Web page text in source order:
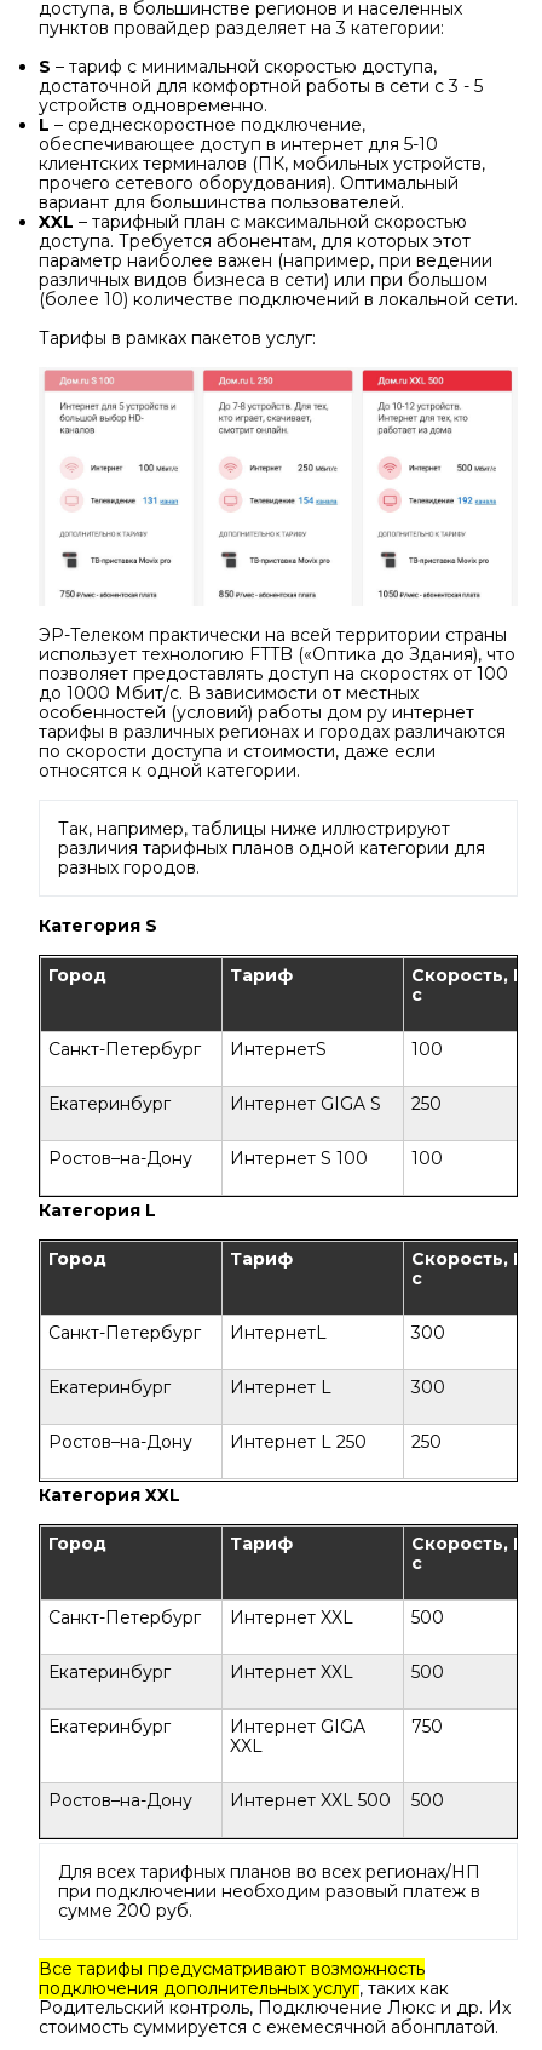
доступа, в большинстве регионов и населенных
пунктов провайдер разделяет на 3 категории:
S – тариф с минимальной скоростью доступа,
достаточной для комфортной работы в сети с 3 - 5
устройств одновременно.
L – среднескоростное подключение,
обеспечивающее доступ в интернет для 5-10
клиентских терминалов (ПК, мобильных устройств,
прочего сетевого оборудования). Оптимальный
вариант для большинства пользователей.
XXL – тарифный план с максимальной скоростью
доступа. Требуется абонентам, для которых этот
параметр наиболее важен (например, при ведении
различных видов бизнеса в сети) или при большом
(более 10) количестве подключений в локальной сети.
Тарифы в рамках пакетов услуг:
ЭР-Телеком практически на всей территории страны
использует технологию FTTB («Оптика до Здания), что
позволяет предоставлять доступ на скоростях от 100
до 1000 Мбит/с. В зависимости от местных
особенностей (условий) работы дом ру интернет
тарифы в различных регионах и городах различаются
по скорости доступа и стоимости, даже если
относятся к одной категории.
Так, например, таблицы ниже иллюстрируют
различия тарифных планов одной категории для
разных городов.
Категория S
Город Тариф
Скорость,
с
Санкт-Петербург ИнтернетS 100
Екатеринбург Интернет GIGA S 250
Ростов–на-Дону Интернет S 100 100
Категория L
Город Тариф
Скорость,
с
Санкт-Петербург ИнтернетL 300
Екатеринбург Интернет L 300
Ростов–на-Дону Интернет L 250 250
Категория XXL
Город Тариф
Скорость,
с
Санкт-Петербург Интернет XXL 500
Екатеринбург Интернет XXL 500
Екатеринбург
Интернет GIGA
XXL
750
Ростов–на-Дону Интернет XXL 500 500
Для всех тарифных планов во всех регионах/НП
при подключении необходим разовый платеж в
сумме 200 руб.
Все тарифы предусматривают возможность
подключения дополнительных услуг, таких как
Родительский контроль, Подключение Люкс и др. Их
стоимость суммируется с ежемесячной абонплатой.